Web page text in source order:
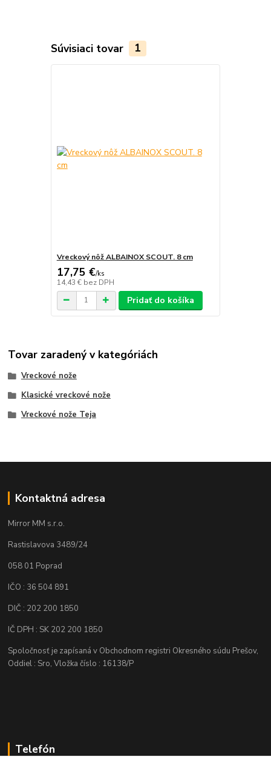
Súvisiaci tovar 1
Vreckový nôž ALBAINOX SCOUT. 8 cm
17,75 €/ks
14,43 € bez DPH
Pridať do košíka
Tovar zaradený v kategóriách
Vreckové nože
Klasické vreckové nože
Vreckové nože Teja
Kontaktná adresa
Mirror MM s.r.o.
Rastislavova 3489/24
058 01 Poprad
IČO : 36 504 891
DIČ : 202 200 1850
IČ DPH : SK 202 200 1850
Spoločnosť je zapísaná v Obchodnom registri Okresného súdu Prešov,
Oddiel : Sro, Vložka číslo : 16138/P
Telefón